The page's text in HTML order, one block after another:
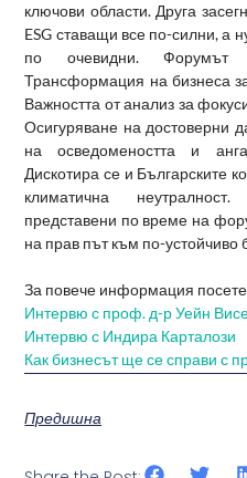
ключови области. Друга
ESG ставащи все по-силни, а
по очевидни. Форумът
Трансформация на бизнеса
Важността от анализ за
Осигуряване на достоверни
на осведомеността и
Дискотира се и Българските
климатична
представени по време на
на прав път към по-
За повече информация
Интервю с проф. д-р Уейн
Интервю с Индира Карталози
Как бизнесът ще се справи с
Предишна